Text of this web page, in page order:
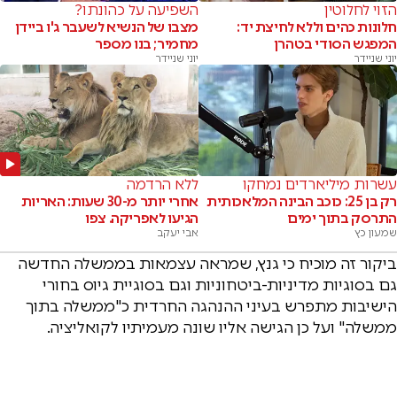
הזוי לחלוטין
חלונות כהים וללא לחיצת יד:
המפגש הסודי בטהרן
יוני שניידר
השפיעה על כהונתו?
מצבו של הנשיא לשעבר ג'ו ביידן
מחמיר; בנו מספר
יוני שניידר
עשרות מיליארדים נמחקו
רק בן 25: כוכב הבינה המלאכותית
התרסק בתוך ימים
שמעון כץ
ללא הרדמה
אחרי יותר מ-30 שעות: האריות
הגיעו לאפריקה. צפו
אבי יעקב
ביקור זה מוכיח כי גנץ, שמראה עצמאות בממשלה החדשה
גם בסוגיות מדיניות-ביטחוניות וגם בסוגיית גיוס בחורי
הישיבות מתפרש בעיני ההנהגה החרדית כ"ממשלה בתוך
ממשלה" ועל כן הגישה אליו שונה מעמיתיו לקואליציה.